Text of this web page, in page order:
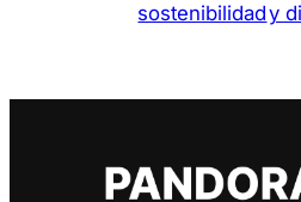
sostenibilidady